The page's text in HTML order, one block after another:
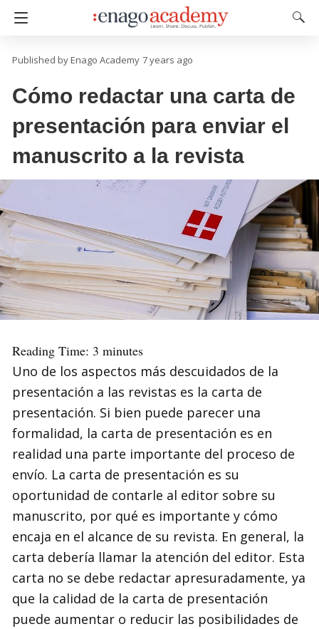
Enago Academy 7 years ago
Cómo redactar una carta de
presentación para enviar el
manuscrito a la revista
Reading Time: 3 minutes
Uno de los aspectos más descuidados de la
presentación a las revistas es la carta de
presentación. Si bien puede parecer una
formalidad, la carta de presentación es en
realidad una parte importante del proceso de
envío. La carta de presentación es su
oportunidad de contarle al editor sobre su
manuscrito, por qué es importante y cómo
encaja en el alcance de su revista. En general, la
carta debería llamar la atención del editor. Esta
carta no se debe redactar apresuradamente, ya
que la calidad de la carta de presentación
puede aumentar o reducir las posibilidades de